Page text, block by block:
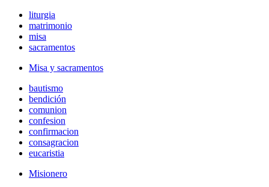
liturgia
matrimonio
misa
sacramentos
Misa y sacramentos
bautismo
bendición
comunion
confesion
confirmacion
consagracion
eucaristia
Misionero